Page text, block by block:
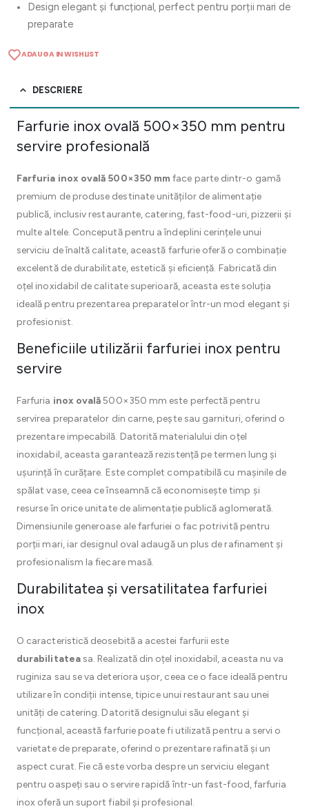
Design elegant și funcțional, perfect pentru porții mari de
preparate
ADAUGA IN WISHLIST
DESCRIERE
Farfurie inox ovală 500×350 mm pentru
servire profesională
Farfuria inox ovală 500×350 mm face parte dintr-o gamă
premium de produse destinate unităților de alimentație
publică, inclusiv restaurante, catering, fast-food-uri, pizzerii și
multe altele. Concepută pentru a îndeplini cerințele unui
serviciu de înaltă calitate, această farfurie oferă o combinație
excelentă de durabilitate, estetică și eficiență. Fabricată din
oțel inoxidabil de calitate superioară, aceasta este soluția
ideală pentru prezentarea preparatelor într-un mod elegant și
profesionist.
Beneficiile utilizării farfuriei inox pentru
servire
Farfuria inox ovală500×350 mm este perfectă pentru
servirea preparatelor din carne, pește sau garnituri, oferind o
prezentare impecabilă. Datorită materialului din oțel
inoxidabil, aceasta garantează rezistență pe termen lung și
ușurință în curățare. Este complet compatibilă cu mașinile de
spălat vase, ceea ce înseamnă că economisește timp și
resurse în orice unitate de alimentație publică aglomerată.
Dimensiunile generoase ale farfuriei o fac potrivită pentru
porții mari, iar designul oval adaugă un plus de rafinament și
profesionalism la fiecare masă.
Durabilitatea și versatilitatea farfuriei
inox
O caracteristică deosebită a acestei farfurii este
durabilitateasa. Realizată din oțel inoxidabil, aceasta nu va
ruginiza sau se va deteriora ușor, ceea ce o face ideală pentru
utilizare în condiții intense, tipice unui restaurant sau unei
unități de catering. Datorită designului său elegant și
funcțional, această farfurie poate fi utilizată pentru a servi o
varietate de preparate, oferind o prezentare rafinată și un
aspect curat. Fie că este vorba despre un serviciu elegant
pentru oaspeți sau o servire rapidă într-un fast-food, farfuria
inox oferă un suport fiabil și profesional.